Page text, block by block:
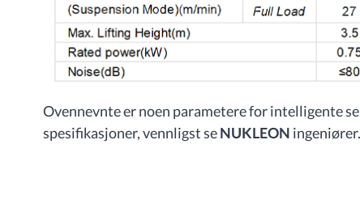
Ovennevnte er noen parametere for intelligente
spesifikasjoner, vennligst seNUKLEON ingeniører.